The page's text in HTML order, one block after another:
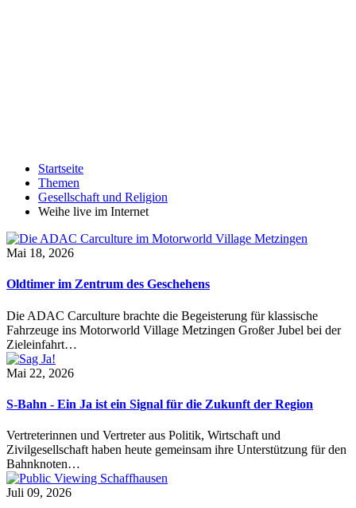
Startseite
Themen
Gesellschaft und Religion
Weihe live im Internet
Mai 18, 2026
Oldtimer im Zentrum des Geschehens
Die ADAC Carculture brachte die Begeisterung für klassische
Fahrzeuge ins Motorworld Village Metzingen Großer Jubel bei der
Zieleinfahrt…
Mai 22, 2026
S-Bahn - Ein Ja ist ein Signal für die Zukunft der Region
Vertreterinnen und Vertreter aus Politik, Wirtschaft und
Zivilgesellschaft haben heute gemeinsam ihre Unterstützung für den
Bahnknoten…
Juli 09, 2026